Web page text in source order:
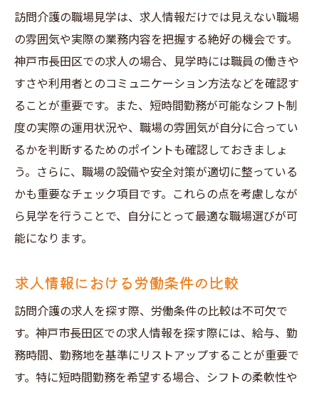
訪問介護の職場見学は、求人情報だけでは見えない職場
の雰囲気や実際の業務内容を把握する絶好の機会です。
神戸市長田区での求人の場合、見学時には職員の働きや
すさや利用者とのコミュニケーション方法などを確認す
ることが重要です。また、短時間勤務が可能なシフト制
度の実際の運用状況や、職場の雰囲気が自分に合ってい
るかを判断するためのポイントも確認しておきましょ
う。さらに、職場の設備や安全対策が適切に整っている
かも重要なチェック項目です。これらの点を考慮しなが
ら見学を行うことで、自分にとって最適な職場選びが可
能になります。
求人情報における労働条件の比較
訪問介護の求人を探す際、労働条件の比較は不可欠で
す。神戸市長田区での求人情報を探す際には、給与、勤
務時間、勤務地を基準にリストアップすることが重要で
す。特に短時間勤務を希望する場合、シフトの柔軟性や